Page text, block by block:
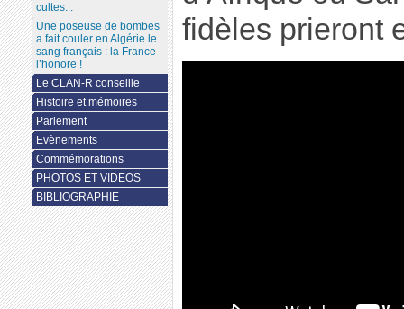
fidèles prieront
cultes...
Une poseuse de bombes
a fait couler en Algérie le
sang français : la France
l’honore !
Le CLAN-R conseille
Histoire et mémoires
Parlement
Evènements
Commémorations
PHOTOS ET VIDEOS
BIBLIOGRAPHIE